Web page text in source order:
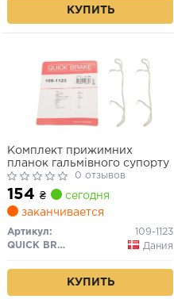
КУПИТЬ
Комплект прижимних
планок гальмівного супорту
0 отзывов
154 ₴
сегодня
заканчивается
Артикул:
109-1123
QUICK BRAKE
Дания
КУПИТЬ